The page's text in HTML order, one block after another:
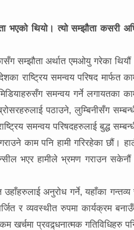
भएको थियो। त्यो सम्झौता कसरी
सम्झौता अर्थात एमओयु गरेका
राष्ट्रिय समन्वय परिषद मार्फत
समन्वय गर्ने लगायतका
पठाउने, लुम्बिनीसँग
समन्वय परिषदहरुलाई बुद्ध
काम पनि हामी गरिरहेका छौं।
भएर हामीले भ्रमण गराउन
अनुरोध गर्ने, यहाँका गन्तव्य
र व्यवस्थीत रुपमा कार्यक्रम
खर्चमा प्रवद्र्धनात्मक गतिविधिहरु